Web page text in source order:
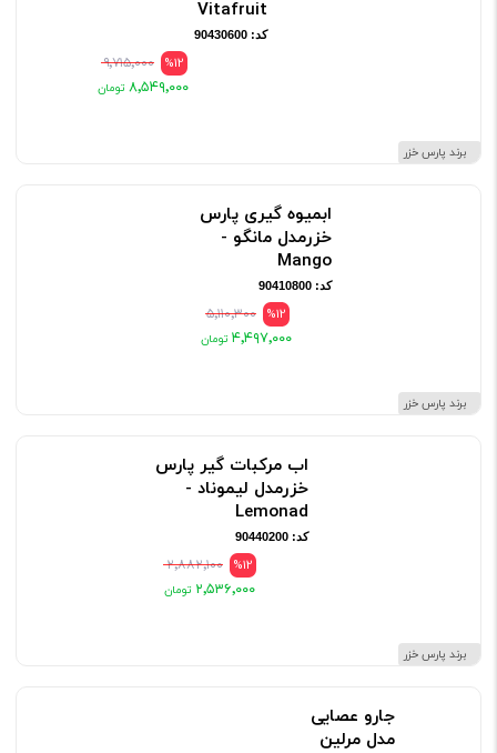
برند پارس خزر
Vitafruit
کد: 90430600
%12 ۹٬۷۱۵٬۰۰۰
۸٬۵۴۹٬۰۰۰
برند پارس خزر
ابمیوه گیری پارس
خزرمدل مانگو -
Mango
کد: 90410800
%12 ۵٬۱۱۰٬۳۰۰
۴٬۴۹۷٬۰۰۰
برند پارس خزر
اب مرکبات گیر پارس
خزرمدل لیموناد -
Lemonad
کد: 90440200
%12 ۲٬۸۸۲٬۱۰۰
۲٬۵۳۶٬۰۰۰
جارو عصایی
مدل مرلین